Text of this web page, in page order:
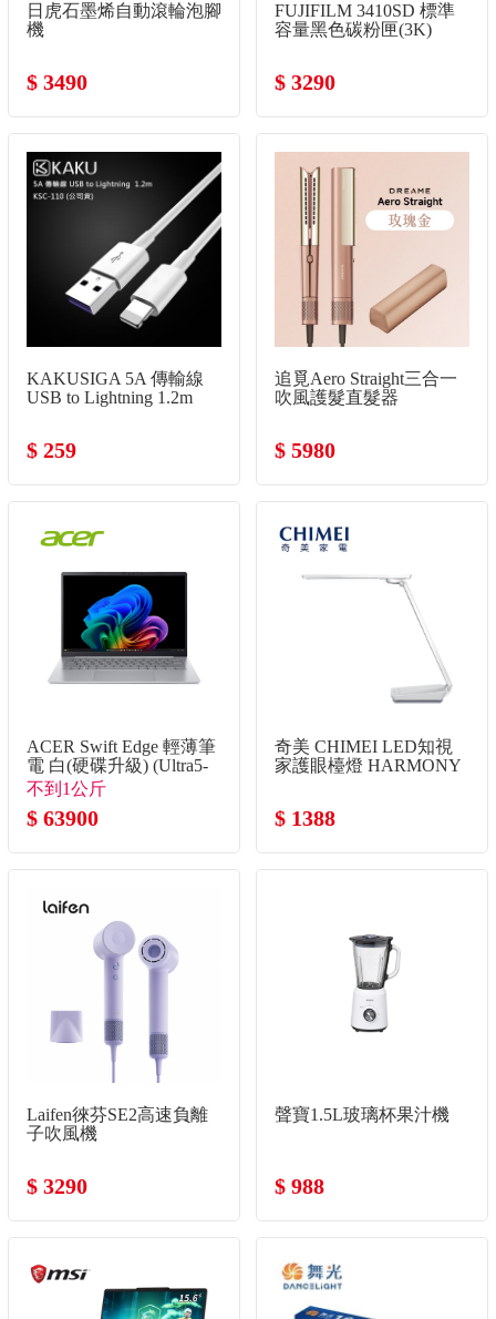
日虎石墨烯自動滾輪泡腳
機
$ 3490
FUJIFILM 3410SD 標準
容量黑色碳粉匣(3K)
$ 3290
KAKUSIGA 5A 傳輸線
USB to Lightning 1.2m
$ 259
追覓Aero Straight三合一
吹風護髮直髮器
$ 5980
ACER Swift Edge 輕薄筆
電 白(硬碟升級) (Ultra5-
325/32G/2TB SSD/Win11)
不到1公斤
$ 63900
奇美 CHIMEI LED知視
家護眼檯燈 HARMONY
$ 1388
Laifen徠芬SE2高速負離
子吹風機
$ 3290
聲寶1.5L玻璃杯果汁機
$ 988